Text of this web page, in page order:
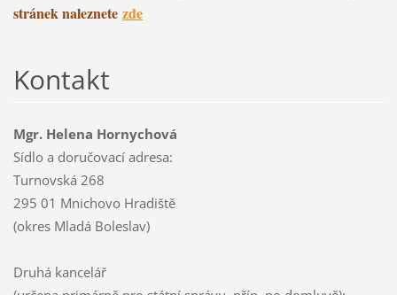
stránek naleznete zde
Kontakt
Mgr. Helena Hornychová
Sídlo a doručovací adresa:
Turnovská 268
295 01 Mnichovo Hradiště
(okres Mladá Boleslav)
Druhá kancelář